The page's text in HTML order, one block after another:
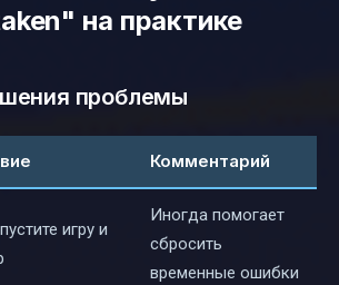
на практике
проблемы
Комментарий
игру и
Иногда помогает
сбросить
временные ошибки